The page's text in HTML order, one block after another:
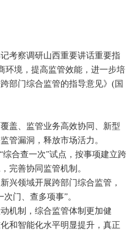
考察调研山西重要讲话重要指
环境，提高监管效能，进一步培
部门综合监管的指导意见》(国
盖、监管业务高效协同、新型
管漏洞，释放市场活力。
合查一次”试点，按事项建立跨
完善协同监管机制。
领域开展跨部门综合监管，
门、查多项事”。
机制，综合监管体制更加健
和智能化水平明显提升，真正